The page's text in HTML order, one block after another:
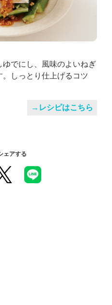
でにし、風味のよいねぎ
しっとり仕上げるコツ
→レシピはこちら
ェアする